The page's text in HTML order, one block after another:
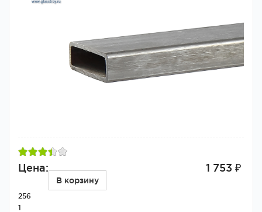
Цена: 1 753 ₽
В корзину
256
1